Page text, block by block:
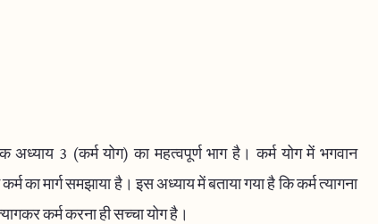
अध्याय 3 (कर्म योग) का महत्वपूर्ण भाग है। कर्म योग में भगवान
का मार्ग समझाया है। इस अध्याय में बताया गया है कि कर्म त्यागना
कर्म करना ही सच्चा योग है।